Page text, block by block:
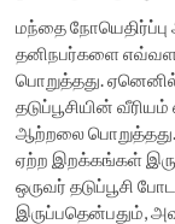
மந்தை
தனிநபர்களை
பொறுத்தது.
தடுப்பூசியின்
ஆற்றலை பொறுத்தது.
ஏற்ற இறக்கங்கள்
ஒருவர் தடுப்பூசி
இருப்பதென்பதும்,